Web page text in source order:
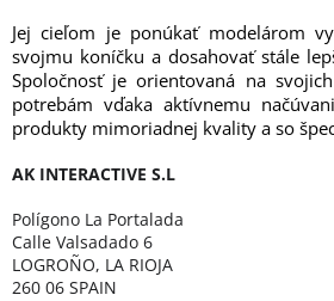
Jej cieľom je ponúkať modelárom
svojmu koníčku a dosahovať stále
Spoločnosť je orientovaná na
potrebám vďaka aktívnemu
produkty mimoriadnej kvality a so
AK INTERACTIVE S.L
Polígono La Portalada
Calle Valsadado 6
LOGROÑO, LA RIOJA
260 06 SPAIN